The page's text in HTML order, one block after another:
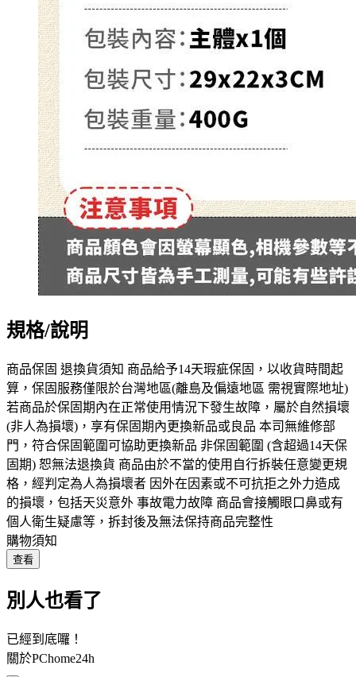
規格/說明
商品保固 退換貨須知 商品給予14天瑕疵保固，以收貨時間起
算，保固服務僅限於台灣地區(離島及偏遠地區 需視實際地址)
若商品於保固期內在正常使用情況下發生故障，屬於自然損壞
(非人為損壞)，享有保固期內更換新品或良品 本司無維修部
門，符合保固範圍可協助更換新品 非保固範圍 (含超過14天保
固期) 恕無法退換貨 商品由於不當的使用自行拆裝任意變更規
格，經判定為人為損壞者 因外在因素或不可抗拒之外力造成
的損壞，包括天災意外 事故電力故障 商品會接觸眼口鼻或有
個人衛生疑慮等，拆封後及無法保持商品完整性
購物須知
查看
別人也看了
已經到底囉！
關於PChome24h